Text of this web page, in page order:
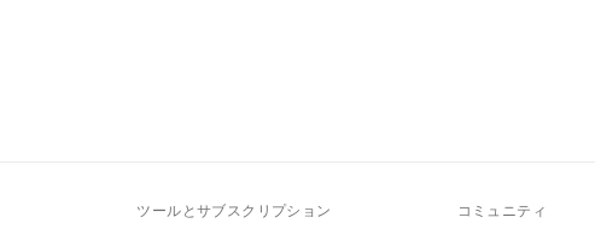
ツールとサブスクリプション コミュニティ